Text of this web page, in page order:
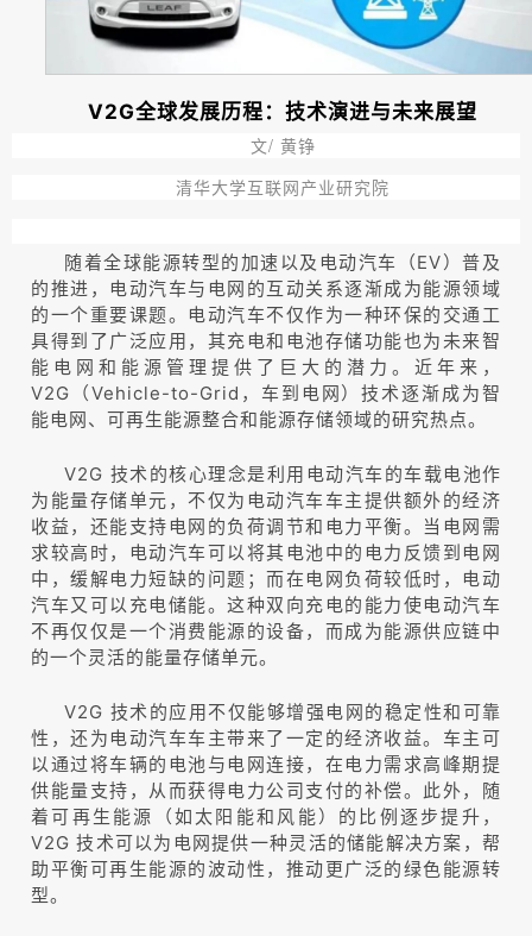
V2G全球发展历程：技术演进与未来展望
文/ 黄铮
清华大学互联网产业研究院
随着全球能源转型的加速以及电动汽车（EV）普及
的推进，电动汽车与电网的互动关系逐渐成为能源领域
的一个重要课题。电动汽车不仅作为一种环保的交通工
具得到了广泛应用，其充电和电池存储功能也为未来智
能电网和能源管理提供了巨大的潜力。近年来，
V2G（Vehicle-to-Grid，车到电网）技术逐渐成为智
能电网、可再生能源整合和能源存储领域的研究热点。
V2G 技术的核心理念是利用电动汽车的车载电池作
为能量存储单元，不仅为电动汽车车主提供额外的经济
收益，还能支持电网的负荷调节和电力平衡。当电网需
求较高时，电动汽车可以将其电池中的电力反馈到电网
中，缓解电力短缺的问题；而在电网负荷较低时，电动
汽车又可以充电储能。这种双向充电的能力使电动汽车
不再仅仅是一个消费能源的设备，而成为能源供应链中
的一个灵活的能量存储单元。
V2G 技术的应用不仅能够增强电网的稳定性和可靠
性，还为电动汽车车主带来了一定的经济收益。车主可
以通过将车辆的电池与电网连接，在电力需求高峰期提
供能量支持，从而获得电力公司支付的补偿。此外，随
着可再生能源（如太阳能和风能）的比例逐步提升，
V2G 技术可以为电网提供一种灵活的储能解决方案，帮
助平衡可再生能源的波动性，推动更广泛的绿色能源转
型。